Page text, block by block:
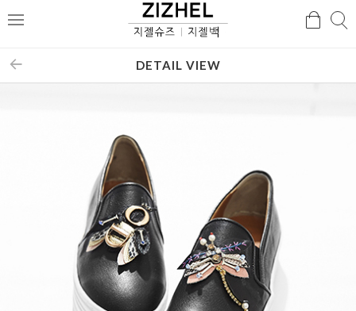
메
검
DETAIL VIEW